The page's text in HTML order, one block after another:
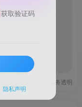
服务透明
获取验证码
隐私声明